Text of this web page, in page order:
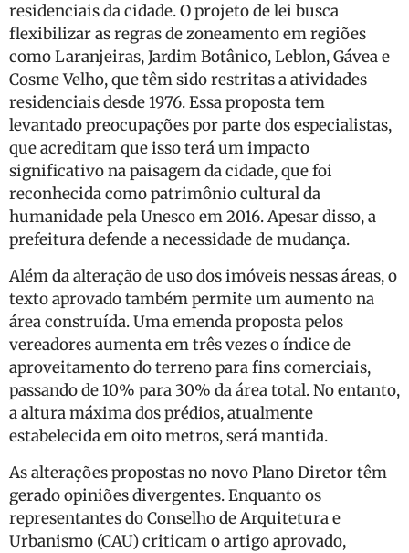
residenciais da cidade. O projeto de lei busca
flexibilizar as regras de zoneamento em regiões
como Laranjeiras, Jardim Botânico, Leblon, Gávea e
Cosme Velho, que têm sido restritas a atividades
residenciais desde 1976. Essa proposta tem
levantado preocupações por parte dos especialistas,
que acreditam que isso terá um impacto
significativo na paisagem da cidade, que foi
reconhecida como patrimônio cultural da
humanidade pela Unesco em 2016. Apesar disso, a
prefeitura defende a necessidade de mudança.
Além da alteração de uso dos imóveis nessas áreas, o
texto aprovado também permite um aumento na
área construída. Uma emenda proposta pelos
vereadores aumenta em três vezes o índice de
aproveitamento do terreno para fins comerciais,
passando de 10% para 30% da área total. No entanto,
a altura máxima dos prédios, atualmente
estabelecida em oito metros, será mantida.
As alterações propostas no novo Plano Diretor têm
gerado opiniões divergentes. Enquanto os
representantes do Conselho de Arquitetura e
Urbanismo (CAU) criticam o artigo aprovado,